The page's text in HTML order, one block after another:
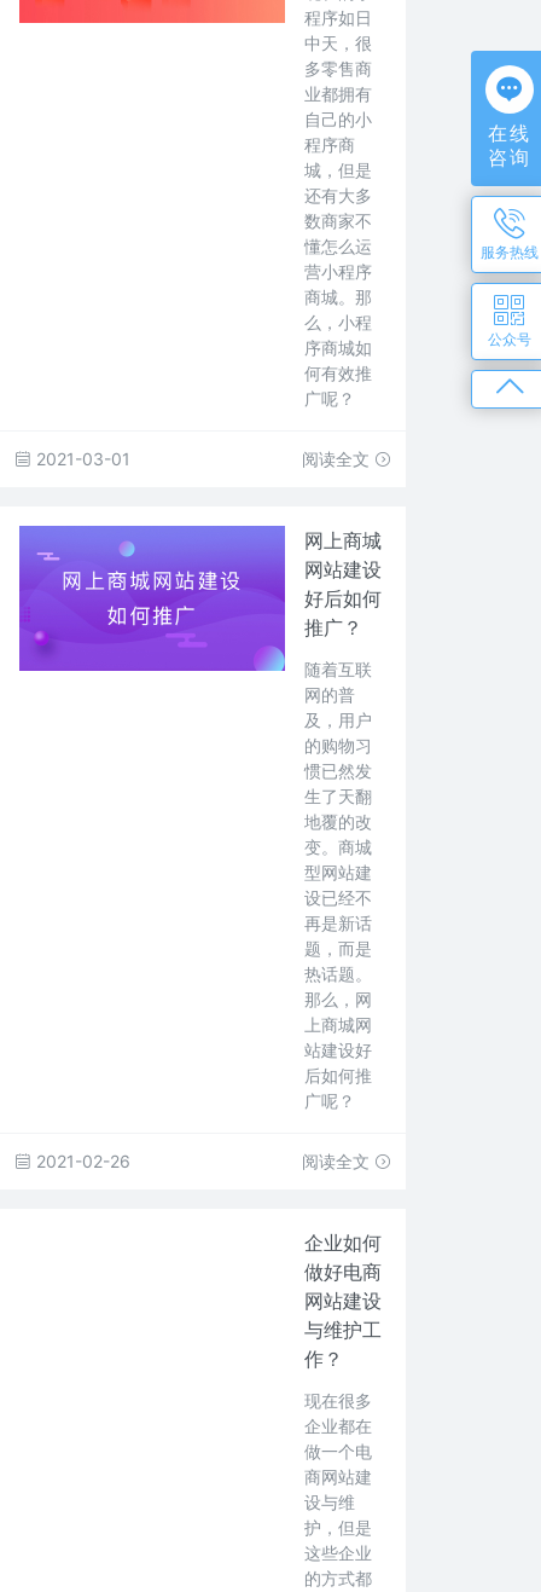
程序如日
中天，很
多零售商
业都拥有
自己的小
程序商
城，但是
还有大多
数商家不
懂怎么运
营小程序
商城。那
么，小程
序商城如
何有效推
广呢？
2021-03-01 阅读全文
网上商城
网站建设
好后如何
推广？
随着互联
网的普
及，用户
的购物习
惯已然发
生了天翻
地覆的改
变。商城
型网站建
设已经不
再是新话
题，而是
热话题。
那么，网
上商城网
站建设好
后如何推
广呢？
2021-02-26 阅读全文
企业如何
做好电商
网站建设
与维护工
作？
现在很多
企业都在
做一个电
商网站建
设与维
护，但是
这些企业
的方式都
在线
咨询
服务热线
公众号